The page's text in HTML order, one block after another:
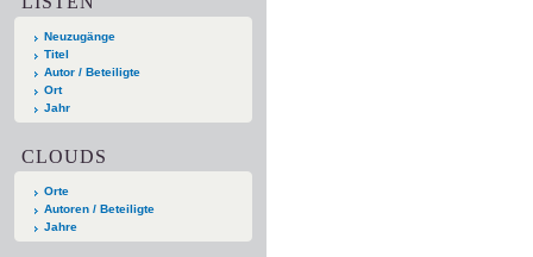
Neuzugänge
Titel
Autor / Beteiligte
Ort
Jahr
CLOUDS
Orte
Autoren / Beteiligte
Jahre